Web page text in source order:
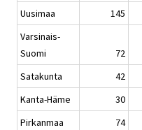
Uusimaa
145
Varsinais-
Suomi
72
Satakunta
42
Kanta-Häme
30
Pirkanmaa
74